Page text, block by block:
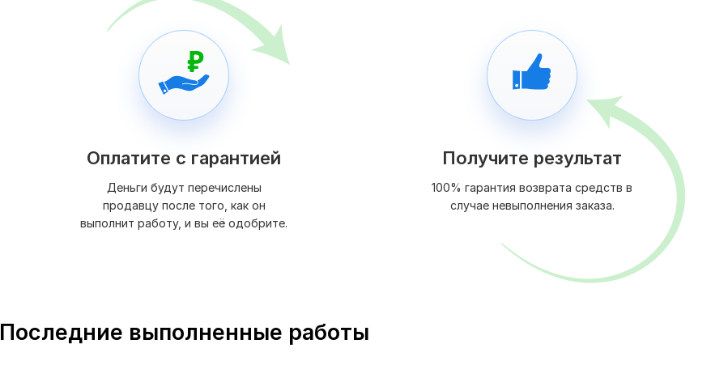
Оплатите с гарантией
Деньги будут перечислены
продавцу после того, как он
выполнит работу, и вы её одобрите.
Получите результат
100% гарантия возврата средств в
случае невыполнения заказа.
Последние выполненные работы